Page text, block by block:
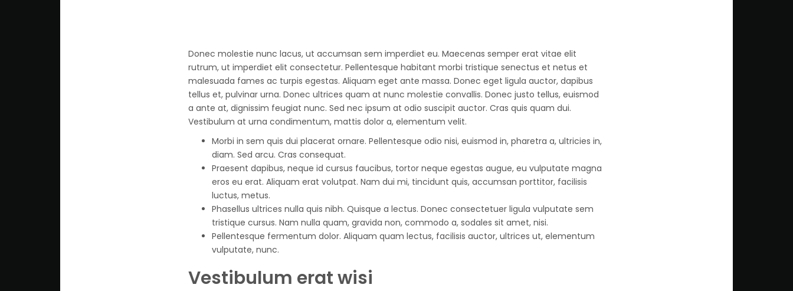
Donec molestie nunc lacus, ut accumsan sem imperdiet eu. Maecenas semper erat vitae elit
rutrum, ut imperdiet elit consectetur. Pellentesque habitant morbi tristique senectus et netus et
malesuada fames ac turpis egestas. Aliquam eget ante massa. Donec eget ligula auctor, dapibus
tellus et, pulvinar urna. Donec ultrices quam at nunc molestie convallis. Donec justo tellus, euismod
a ante at, dignissim feugiat nunc. Sed nec ipsum at odio suscipit auctor. Cras quis quam dui.
Vestibulum at urna condimentum, mattis dolor a, elementum velit.
Morbi in sem quis dui placerat ornare. Pellentesque odio nisi, euismod in, pharetra a, ultricies in,
diam. Sed arcu. Cras consequat.
Praesent dapibus, neque id cursus faucibus, tortor neque egestas augue, eu vulputate magna
eros eu erat. Aliquam erat volutpat. Nam dui mi, tincidunt quis, accumsan porttitor, facilisis
luctus, metus.
Phasellus ultrices nulla quis nibh. Quisque a lectus. Donec consectetuer ligula vulputate sem
tristique cursus. Nam nulla quam, gravida non, commodo a, sodales sit amet, nisi.
Pellentesque fermentum dolor. Aliquam quam lectus, facilisis auctor, ultrices ut, elementum
vulputate, nunc.
Vestibulum erat wisi